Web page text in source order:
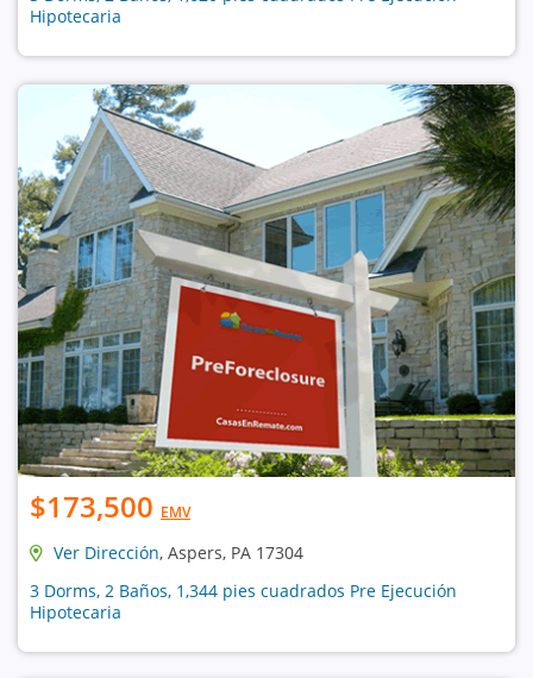
Hipotecaria
$173,500 EMV
Ver Dirección, Aspers, PA 17304
3 Dorms, 2 Baños, 1,344 pies cuadrados Pre Ejecución
Hipotecaria